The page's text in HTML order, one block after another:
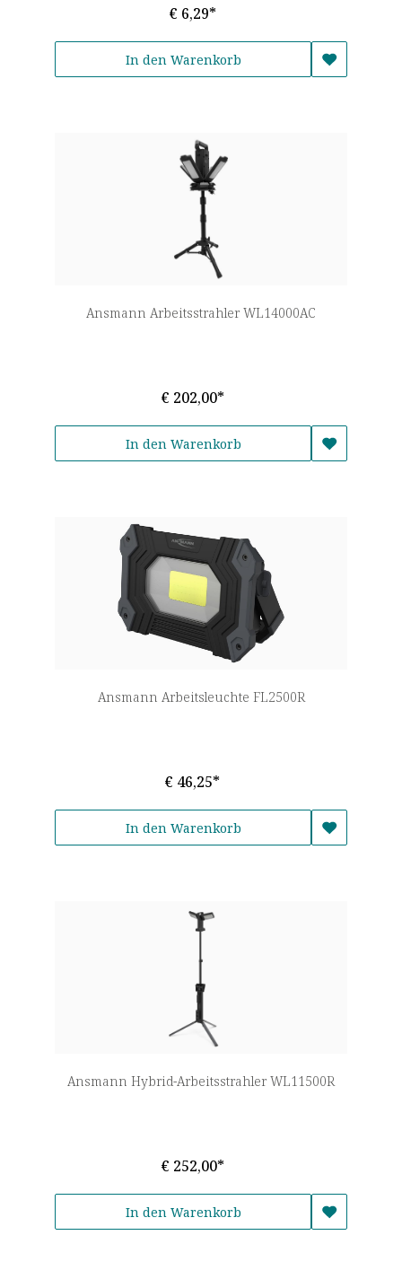
€ 6,29*
In den Warenkorb
Ansmann Arbeitsstrahler WL14000AC
€ 202,00*
In den Warenkorb
Ansmann Arbeitsleuchte FL2500R
€ 46,25*
In den Warenkorb
Ansmann Hybrid-Arbeitsstrahler WL11500R
€ 252,00*
In den Warenkorb